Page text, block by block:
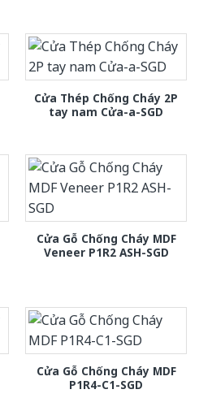
Cửa Thép Chống Cháy 2P
tay nam Cửa-a-SGD
Cửa Gỗ Chống Cháy MDF
Veneer P1R2 ASH-SGD
Cửa Gỗ Chống Cháy MDF
P1R4-C1-SGD